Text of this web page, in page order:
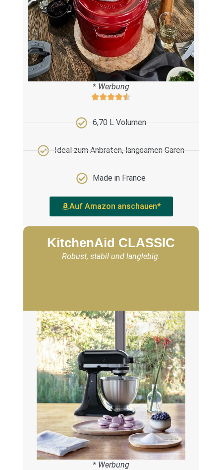
* Werbung
6,70 L Volumen
Ideal zum Anbraten, langsamen Garen
Made in France
Auf Amazon anschauen*
KitchenAid CLASSIC
Robust, stabil und langlebig.
* Werbung